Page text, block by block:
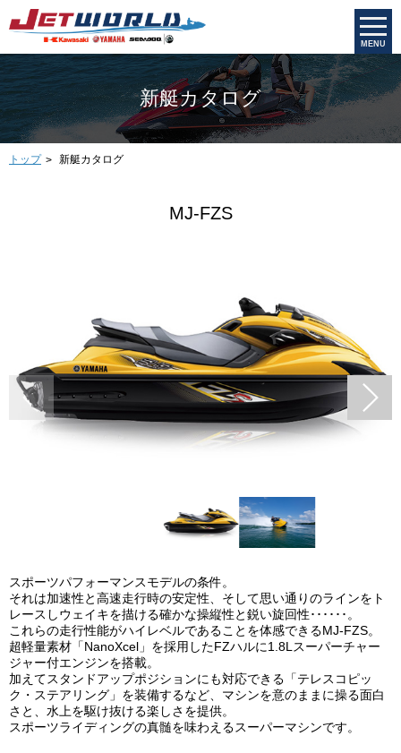
MENU
新艇カタログ
トップ 新艇カタログ
MJ-FZS
スポーツパフォーマンスモデルの条件。
それは加速性と高速走行時の安定性、そして思い通りのラインをト
レースしウェイキを描ける確かな操縦性と鋭い旋回性･･････。
これらの走行性能がハイレベルであることを体感できるMJ-FZS。
超軽量素材「NanoXcel」を採用したFZハルに1.8Lスーパーチャー
ジャー付エンジンを搭載。
加えてスタンドアップポジションにも対応できる「テレスコピッ
ク・ステアリング」を装備するなど、マシンを意のままに操る面白
さと、水上を駆け抜ける楽しさを提供。
スポーツライディングの真髄を味わえるスーパーマシンです。